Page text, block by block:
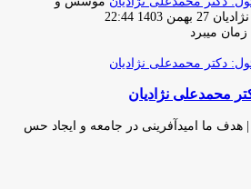
ارسال
ایمیل
27 بهمن 1403 22:44
محمدعلی نژادیان
هدف ما امیدآفرینی در جامعه و ایجاد حس